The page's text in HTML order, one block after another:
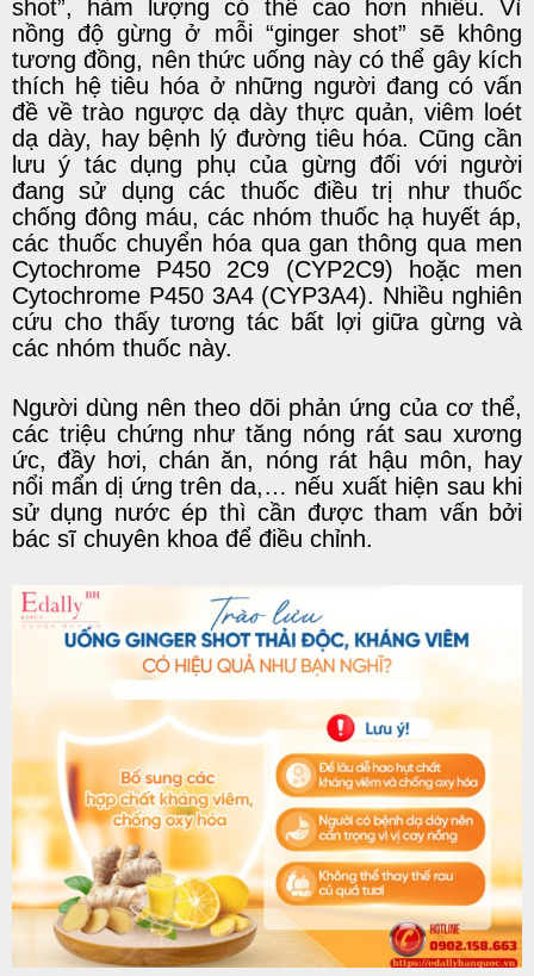
shot”, hàm lượng có thể cao hơn nhiều. Vì
nồng độ gừng ở mỗi “ginger shot” sẽ không
tương đồng, nên thức uống này có thể gây kích
thích hệ tiêu hóa ở những người đang có vấn
đề về trào ngược dạ dày thực quản, viêm loét
dạ dày, hay bệnh lý đường tiêu hóa. Cũng cần
lưu ý tác dụng phụ của gừng đối với người
đang sử dụng các thuốc điều trị như thuốc
chống đông máu, các nhóm thuốc hạ huyết áp,
các thuốc chuyển hóa qua gan thông qua men
Cytochrome P450 2C9 (CYP2C9) hoặc men
Cytochrome P450 3A4 (CYP3A4). Nhiều nghiên
cứu cho thấy tương tác bất lợi giữa gừng và
các nhóm thuốc này.
Người dùng nên theo dõi phản ứng của cơ thể,
các triệu chứng như tăng nóng rát sau xương
ức, đầy hơi, chán ăn, nóng rát hậu môn, hay
nổi mẩn dị ứng trên da,… nếu xuất hiện sau khi
sử dụng nước ép thì cần được tham vấn bởi
bác sĩ chuyên khoa để điều chỉnh.